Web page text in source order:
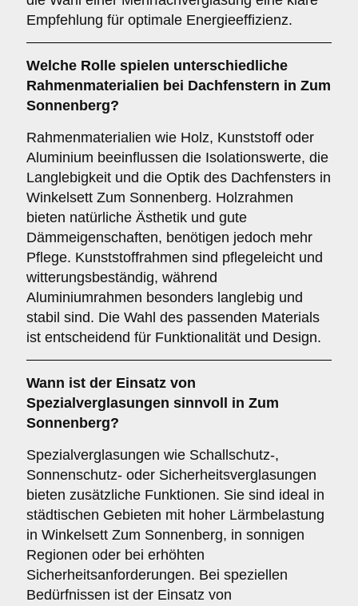
Empfehlung für optimale Energieeffizienz.
Welche Rolle spielen unterschiedliche
Rahmenmaterialien bei Dachfenstern in Zum
Sonnenberg?
Rahmenmaterialien wie Holz, Kunststoff oder
Aluminium beeinflussen die Isolationswerte, die
Langlebigkeit und die Optik des Dachfensters in
Winkelsett Zum Sonnenberg. Holzrahmen
bieten natürliche Ästhetik und gute
Dämmeigenschaften, benötigen jedoch mehr
Pflege. Kunststoffrahmen sind pflegeleicht und
witterungsbeständig, während
Aluminiumrahmen besonders langlebig und
stabil sind. Die Wahl des passenden Materials
ist entscheidend für Funktionalität und Design.
Wann ist der Einsatz von
Spezialverglasungen sinnvoll in Zum
Sonnenberg?
Spezialverglasungen wie Schallschutz-,
Sonnenschutz- oder Sicherheitsverglasungen
bieten zusätzliche Funktionen. Sie sind ideal in
städtischen Gebieten mit hoher Lärmbelastung
in Winkelsett Zum Sonnenberg, in sonnigen
Regionen oder bei erhöhten
Sicherheitsanforderungen. Bei speziellen
Bedürfnissen ist der Einsatz von